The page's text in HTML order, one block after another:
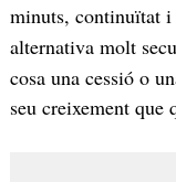
minuts, continuïtat
alternativa molt
cosa una cessió o
seu creixement que